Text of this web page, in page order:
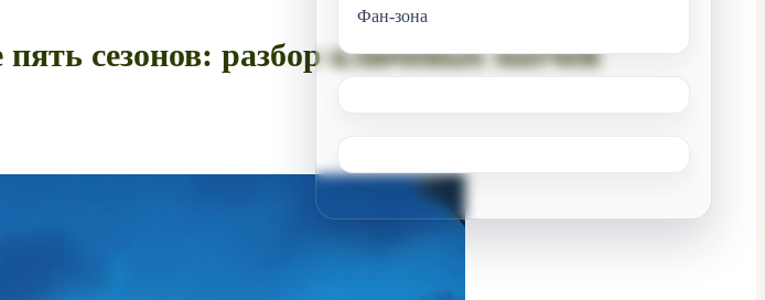
сезонов: разбор ключевых матчей
Фан-зона